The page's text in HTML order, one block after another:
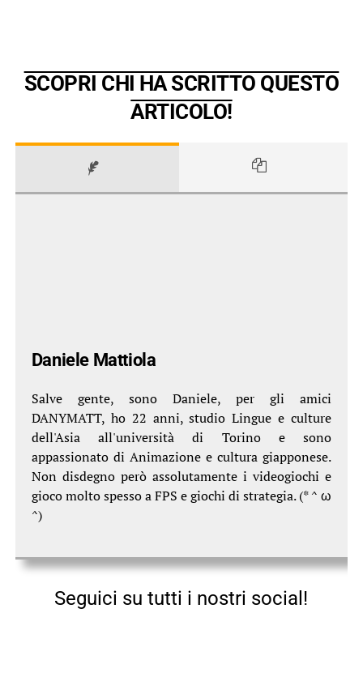
SCOPRI CHI HA SCRITTO QUESTO
ARTICOLO!
Daniele Mattiola
Salve gente, sono Daniele, per gli amici
DANYMATT, ho 22 anni, studio Lingue e culture
dell'Asia all'università di Torino e sono
appassionato di Animazione e cultura giapponese.
Non disdegno però assolutamente i videogiochi e
gioco molto spesso a FPS e giochi di strategia. (* ^ ω
^)
Seguici su tutti i nostri social!